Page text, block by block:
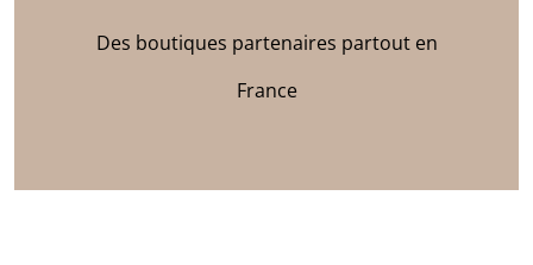
Des boutiques partenaires partout en
France